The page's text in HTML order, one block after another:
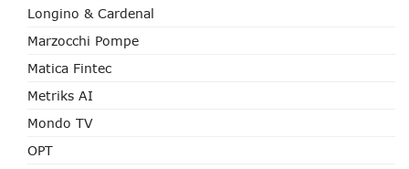
Longino & Cardenal
Marzocchi Pompe
Matica Fintec
Metriks AI
Mondo TV
OPT